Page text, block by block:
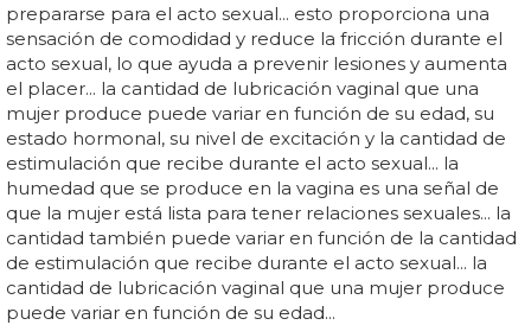
prepararse para el acto sexual... esto proporciona una
sensación de comodidad y reduce la fricción durante el
acto sexual, lo que ayuda a prevenir lesiones y aumenta
el placer... la cantidad de lubricación vaginal que una
mujer produce puede variar en función de su edad, su
estado hormonal, su nivel de excitación y la cantidad de
estimulación que recibe durante el acto sexual... la
humedad que se produce en la vagina es una señal de
que la mujer está lista para tener relaciones sexuales... la
cantidad también puede variar en función de la cantidad
de estimulación que recibe durante el acto sexual... la
cantidad de lubricación vaginal que una mujer produce
puede variar en función de su edad...